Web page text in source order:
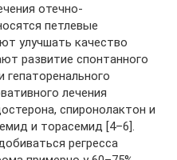
отечно-
петлевые
улучшать качество
развитие спонтанного
гепаторенального
лечения
спиронолактон и
и торасемид [4–6].
регресса